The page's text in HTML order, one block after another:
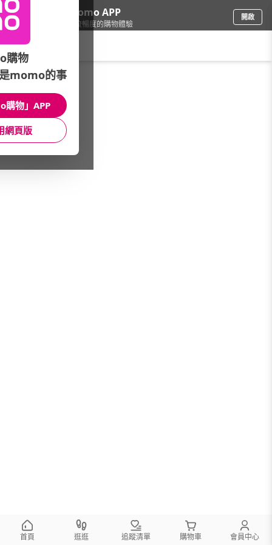
下載momo APP
給你3倍流暢度的購物體驗
開啟
彩妝保養/香水/熱銷香(A-Z)
館長推薦 月銷量
首頁 逛逛 追蹤清單 購物車 會員中心
購物
momo的事
購物」APP
網頁版